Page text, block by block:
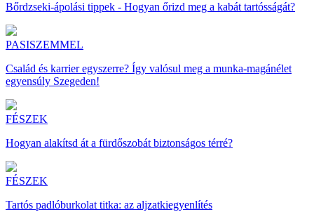
Bőrdzseki-ápolási tippek - Hogyan őrizd meg a kabát tartósságát?
PASISZEMMEL
Család és karrier egyszerre? Így valósul meg a munka-magánélet
egyensúly Szegeden!
FÉSZEK
Hogyan alakítsd át a fürdőszobát biztonságos térré?
FÉSZEK
Tartós padlóburkolat titka: az aljzatkiegyenlítés